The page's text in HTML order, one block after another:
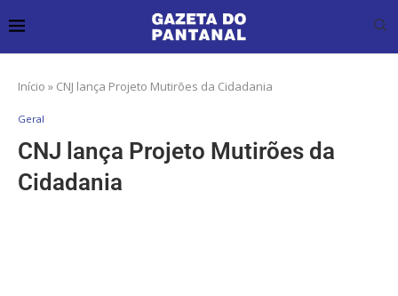
Início » CNJ lança Projeto Mutirões da Cidadania
Geral
CNJ lança Projeto Mutirões da
Cidadania